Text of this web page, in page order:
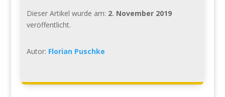
Dieser Artikel wurde am: 2. November 2019
veröffentlicht.
Autor: Florian Puschke